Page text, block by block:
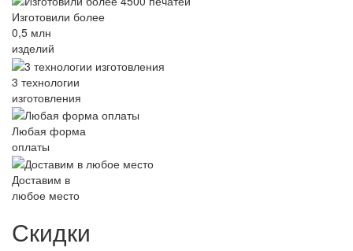
Изготовили более
0,5 млн
изделий
3 технологии
изготовления
Любая форма
оплаты
Доставим в
любое место
Скидки